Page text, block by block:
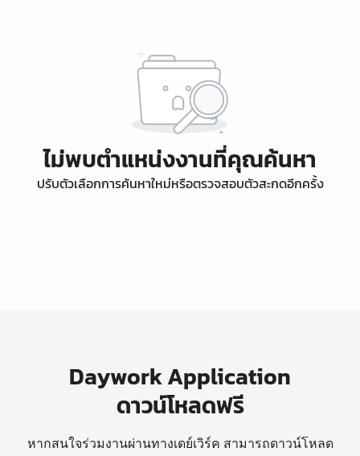
ไม่พบตำแหน่งงานที่คุณค้นหา
ปรับตัวเลือกการค้นหาใหม่หรือตรวจสอบตัวสะกดอีกครั้ง
Daywork Application
ดาวน์โหลดฟรี
หากสนใจร่วมงานผ่านทางเดย์เวิร์ค สามารถดาวน์โหลด